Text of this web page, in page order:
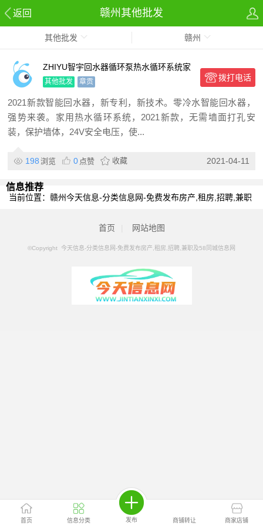
返回 赣州其他批发
首页 信息分类 发布 商铺转让 商家店铺
其他批发 赣州
ZHIYU智宇回水器循环泵热水循环系统家
用地暖地热暖气热水太
其他批发 章贡 拨打电话
2021新款智能回水器，新专利，新技术。零冷水智能回水器，
强势来袭。家用热水循环系统，2021新款，无需墙面打孔安
装，保护墙体，24V安全电压，使...
198 浏览 0 点赞 收藏 2021-04-11
信息推荐
当前位置： 赣州今天信息-分类信息网-免费发布房产,租房,招聘,兼职
首页 网站地图
©Copyright 今天信息-分类信息网-免费发布房产,租房,招聘,兼职及58同城信息网